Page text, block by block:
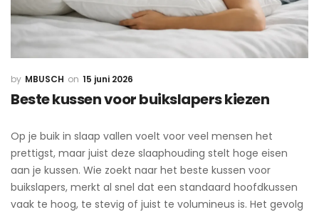
MBUSCH 15 juni 2026
Beste kussen voor buikslapers kiezen
Op je buik in slaap vallen voelt voor veel mensen het
prettigst, maar juist deze slaaphouding stelt hoge eisen
aan je kussen. Wie zoekt naar het beste kussen voor
buikslapers, merkt al snel dat een standaard hoofdkussen
vaak te hoog, te stevig of juist te volumineus is. Het gevolg